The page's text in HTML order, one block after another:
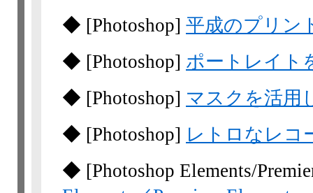
◆ [Photoshop] 平成のプリン
◆ [Photoshop] ポートレイト
◆ [Photoshop] マスクを活用
◆ [Photoshop] レトロなレコ
◆ [Photoshop Elements/